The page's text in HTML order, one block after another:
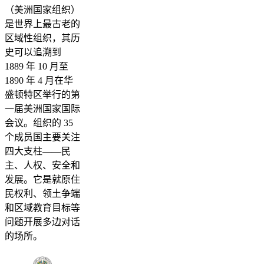
（美洲国家组织）
是世界上最古老的
区域性组织，其历
史可以追溯到
1889 年 10 月至
1890 年 4 月在华
盛顿特区举行的第
一届美洲国家国际
会议。组织的 35
个成员国主要关注
四大支柱——民
主、人权、安全和
发展。它是就原住
民权利、领土争端
和区域教育目标等
问题开展多边对话
的场所。